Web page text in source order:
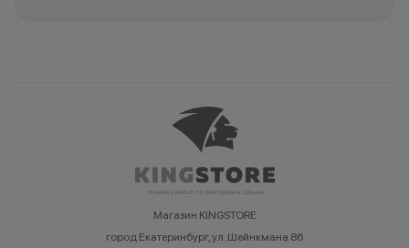
Магазин KINGSTORE
город Екатеринбург, ул. Шейнкмана 86